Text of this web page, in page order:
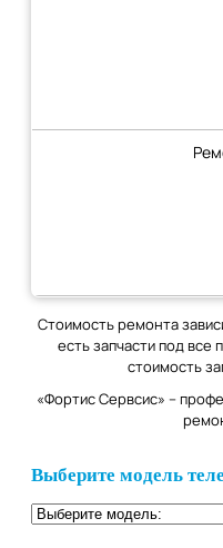
Стоимость ремонта
есть запчасти под все
стоимость
«Фортис Сервсис» –
Выберите модель